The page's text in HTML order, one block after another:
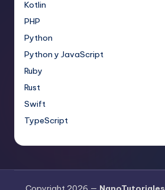
Kotlin
PHP
Python
Python y JavaScript
Ruby
Rust
Swift
TypeScript